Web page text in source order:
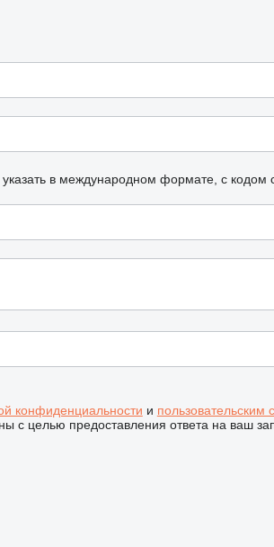
в международном формате, с кодом
конфиденциальности и пользовательским
с целью предоставления ответа на ваш